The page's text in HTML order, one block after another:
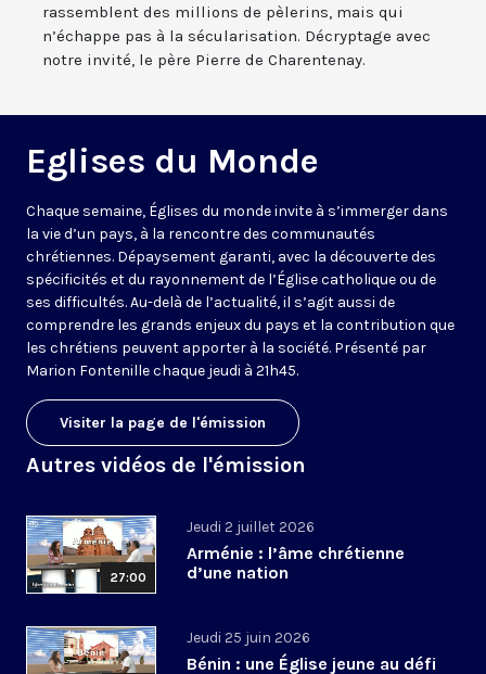
rassemblent des millions de pèlerins, mais qui
n’échappe pas à la sécularisation. Décryptage avec
notre invité, le père Pierre de Charentenay.
Eglises du Monde
Chaque semaine, Églises du monde invite à s’immerger dans
la vie d’un pays, à la rencontre des communautés
chrétiennes. Dépaysement garanti, avec la découverte des
spécificités et du rayonnement de l’Église catholique ou de
ses difficultés. Au-delà de l’actualité, il s’agit aussi de
comprendre les grands enjeux du pays et la contribution que
les chrétiens peuvent apporter à la société. Présenté par
Marion Fontenille chaque jeudi à 21h45.
Visiter la page de l'émission
Autres vidéos de l'émission
27:00
Jeudi 2 juillet 2026
Arménie : l’âme chrétienne
d’une nation
Jeudi 25 juin 2026
Bénin : une Église jeune au défi